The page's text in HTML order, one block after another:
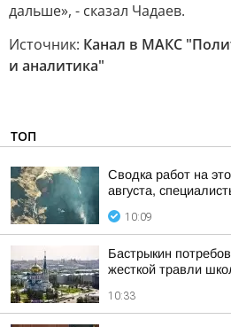
дальше», - сказал Чадаев.
Источник: Канал в МАКС
и аналитика"
ТОП
Сводка работ на
августа,
10:09
Бастрыкин
жесткой травли
10:33